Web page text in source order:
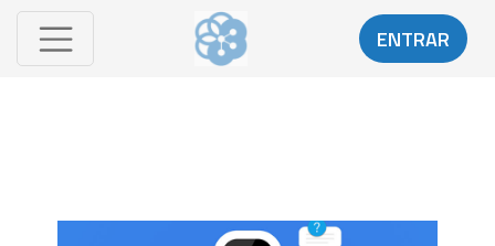
ENTRAR